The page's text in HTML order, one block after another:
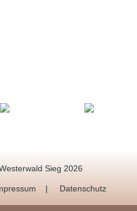
Sieg 2026
Datenschutz